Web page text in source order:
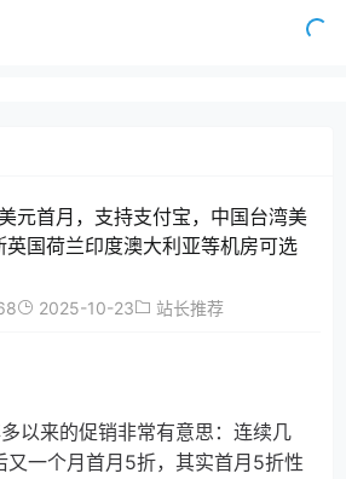
元首月，支持支付宝，中国台湾美
英国荷兰印度澳大利亚等机房可选
2025-10-23 站长推荐
以来的促销非常有意思：连续几
又一个月首月5折，其实首月5折性